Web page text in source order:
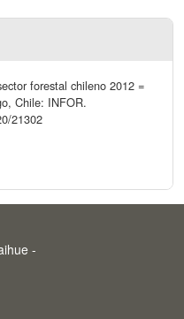
forestal chileno 2012 =
Chile: INFOR.
21302
-